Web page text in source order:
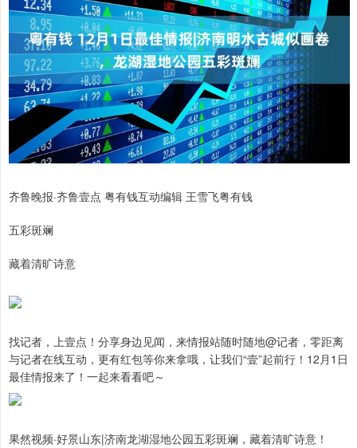
齐鲁晚报·齐鲁壹点 粤有钱互动编辑 王雪飞粤有钱
五彩斑斓
藏着清旷诗意
找记者，上壹点！分享身边见闻，来情报站随时随地@记者，零距离
与记者在线互动，更有红包等你来拿哦，让我们“壹”起前行！12月1日
最佳情报来了！一起来看看吧～
果然视频·好景山东|济南龙湖湿地公园五彩斑斓，藏着清旷诗意！